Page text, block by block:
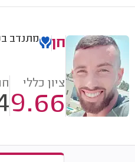
חן מתנדב
ציון כללי
9.66